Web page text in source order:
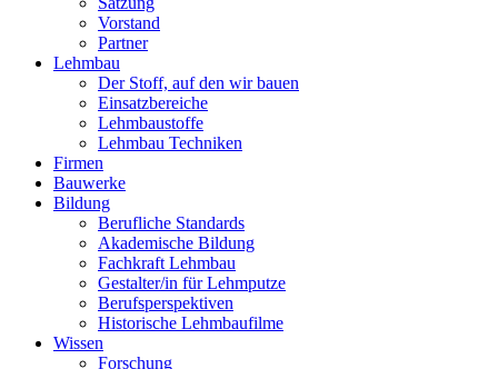
Vorstand
Partner
Lehmbau
Der Stoff, auf den wir bauen
Einsatzbereiche
Lehmbaustoffe
Lehmbau Techniken
Firmen
Bauwerke
Bildung
Berufliche Standards
Akademische Bildung
Fachkraft Lehmbau
Gestalter/in für Lehmputze
Berufsperspektiven
Historische Lehmbaufilme
Wissen
Forschung